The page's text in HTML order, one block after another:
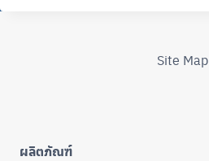
Site Map
ผลิตภัณฑ์